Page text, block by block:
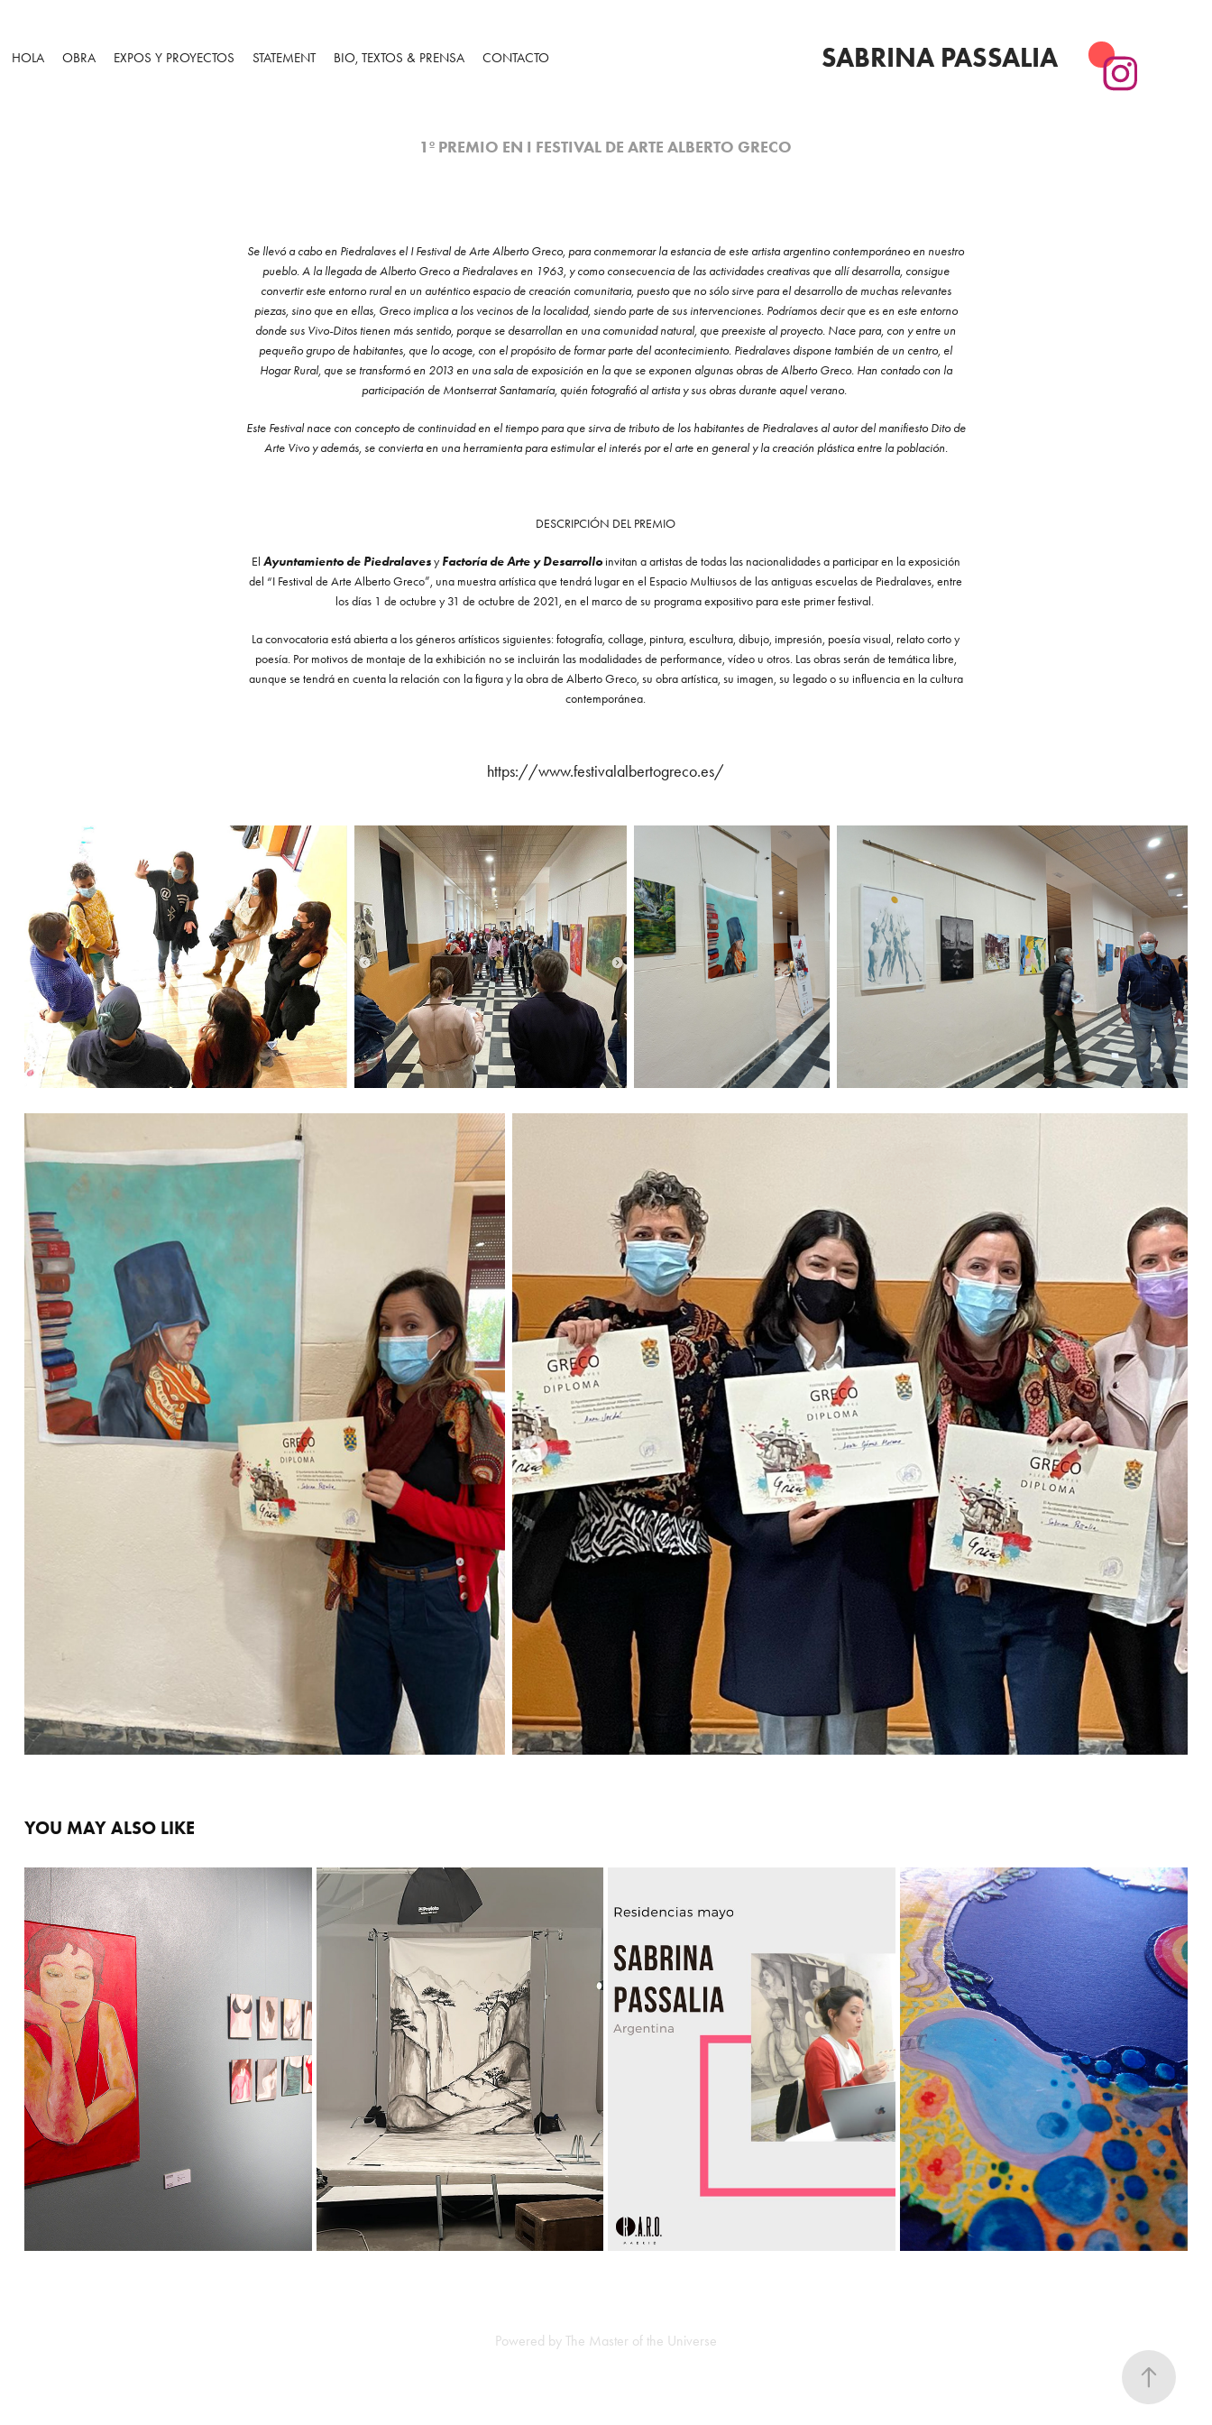
HOLA OBRA EXPOS Y PROYECTOS STATEMENT BIO, TEXTOS & PRENSA CONTACTO SABRINA PASSALIA
1º PREMIO EN I FESTIVAL DE ARTE ALBERTO GRECO
Se llevó a cabo en Piedralaves el I Festival de Arte Alberto Greco, para conmemorar la estancia de este artista argentino contemporáneo en nuestro
pueblo. A la llegada de Alberto Greco a Piedralaves en 1963, y como consecuencia de las actividades creativas que allí desarrolla, consigue
convertir este entorno rural en un auténtico espacio de creación comunitaria, puesto que no sólo sirve para el desarrollo de muchas relevantes
piezas, sino que en ellas, Greco implica a los vecinos de la localidad, siendo parte de sus intervenciones. Podríamos decir que es en este entorno
donde sus Vivo-Ditos tienen más sentido, porque se desarrollan en una comunidad natural, que preexiste al proyecto. Nace para, con y entre un
pequeño grupo de habitantes, que lo acoge, con el propósito de formar parte del acontecimiento. Piedralaves dispone también de un centro, el
Hogar Rural, que se transformó en 2013 en una sala de exposición en la que se exponen algunas obras de Alberto Greco. Han contado con la
participación de Montserrat Santamaría, quién fotografió al artista y sus obras durante aquel verano.
Este Festival nace con concepto de continuidad en el tiempo para que sirva de tributo de los habitantes de Piedralaves al autor del manifiesto Dito de
Arte Vivo y además, se convierta en una herramienta para estimular el interés por el arte en general y la creación plástica entre la población.
DESCRIPCIÓN DEL PREMIO
El Ayuntamiento de PiedralavesyFactoría de Arte y Desarrolloinvitan a artistas de todas las nacionalidades a participar en la exposición
del “I Festival de Arte Alberto Greco”, una muestra artística que tendrá lugar en el Espacio Multiusos de las antiguas escuelas de Piedralaves, entre
los días 1 de octubre y 31 de octubre de 2021, en el marco de su programa expositivo para este primer festival.
La convocatoria está abierta a los géneros artísticos siguientes: fotografía, collage, pintura, escultura, dibujo, impresión, poesía visual, relato corto y
poesía. Por motivos de montaje de la exhibición no se incluirán las modalidades de performance, vídeo u otros. Las obras serán de temática libre,
aunque se tendrá en cuenta la relación con la figura y la obra de Alberto Greco, su obra artística, su imagen, su legado o su influencia en la cultura
contemporánea.
https://www.festivalalbertogreco.es/
YOU MAY ALSO LIKE
FANTASÍA. REALIDAD. INTUICIÓN.
2014
UNFEIGNED MURAL CAMPAÑA AW24
2023
ARTISTA EN RESIDENCIA MADRID
2021
PROYECTO ART MEETING POINT
2019
Powered by The Master of the Universe